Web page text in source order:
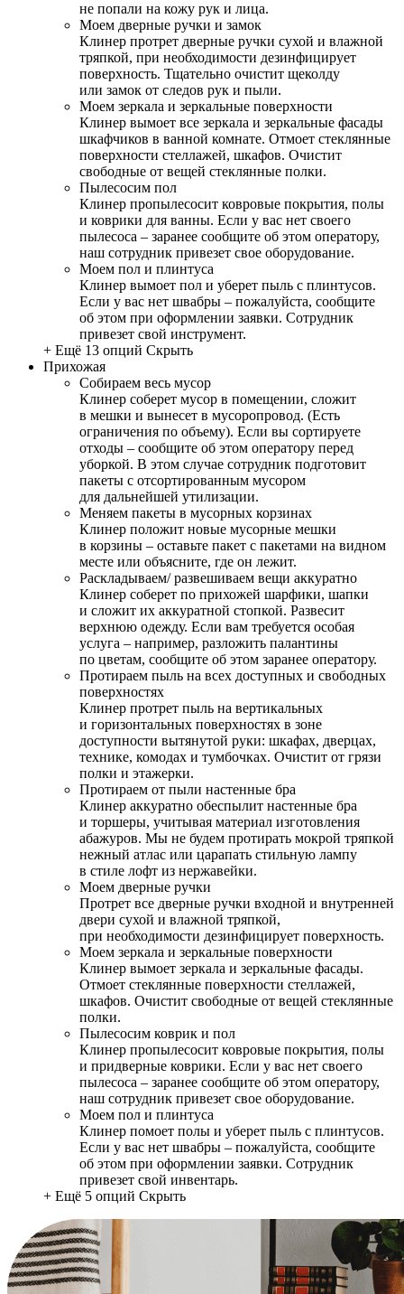
не попали на кожу рук и лица.
Моем дверные ручки и замок
Клинер протрет дверные ручки сухой и влажной
тряпкой, при необходимости дезинфицирует
поверхность. Тщательно очистит щеколду
или замок от следов рук и пыли.
Моем зеркала и зеркальные поверхности
Клинер вымоет все зеркала и зеркальные фасады
шкафчиков в ванной комнате. Отмоет стеклянные
поверхности стеллажей, шкафов. Очистит
свободные от вещей стеклянные полки.
Пылесосим пол
Клинер пропылесосит ковровые покрытия, полы
и коврики для ванны. Если у вас нет своего
пылесоса – заранее сообщите об этом оператору,
наш сотрудник привезет свое оборудование.
Моем пол и плинтуса
Клинер вымоет пол и уберет пыль с плинтусов.
Если у вас нет швабры – пожалуйста, сообщите
об этом при оформлении заявки. Сотрудник
привезет свой инструмент.
+ Ещё 13 опций Скрыть
Прихожая
Собираем весь мусор
Клинер соберет мусор в помещении, сложит
в мешки и вынесет в мусоропровод. (Есть
ограничения по объему). Если вы сортируете
отходы – сообщите об этом оператору перед
уборкой. В этом случае сотрудник подготовит
пакеты с отсортированным мусором
для дальнейшей утилизации.
Меняем пакеты в мусорных корзинах
Клинер положит новые мусорные мешки
в корзины – оставьте пакет с пакетами на видном
месте или объясните, где он лежит.
Раскладываем/ развешиваем вещи аккуратно
Клинер соберет по прихожей шарфики, шапки
и сложит их аккуратной стопкой. Развесит
верхнюю одежду. Если вам требуется особая
услуга – например, разложить палантины
по цветам, сообщите об этом заранее оператору.
Протираем пыль на всех доступных и свободных
поверхностях
Клинер протрет пыль на вертикальных
и горизонтальных поверхностях в зоне
доступности вытянутой руки: шкафах, дверцах,
технике, комодах и тумбочках. Очистит от грязи
полки и этажерки.
Протираем от пыли настенные бра
Клинер аккуратно обеспылит настенные бра
и торшеры, учитывая материал изготовления
абажуров. Мы не будем протирать мокрой тряпкой
нежный атлас или царапать стильную лампу
в стиле лофт из нержавейки.
Моем дверные ручки
Протрет все дверные ручки входной и внутренней
двери сухой и влажной тряпкой,
при необходимости дезинфицирует поверхность.
Моем зеркала и зеркальные поверхности
Клинер вымоет зеркала и зеркальные фасады.
Отмоет стеклянные поверхности стеллажей,
шкафов. Очистит свободные от вещей стеклянные
полки.
Пылесосим коврик и пол
Клинер пропылесосит ковровые покрытия, полы
и придверные коврики. Если у вас нет своего
пылесоса – заранее сообщите об этом оператору,
наш сотрудник привезет свое оборудование.
Моем пол и плинтуса
Клинер помоет полы и уберет пыль с плинтусов.
Если у вас нет швабры – пожалуйста, сообщите
об этом при оформлении заявки. Сотрудник
привезет свой инвентарь.
+ Ещё 5 опций Скрыть